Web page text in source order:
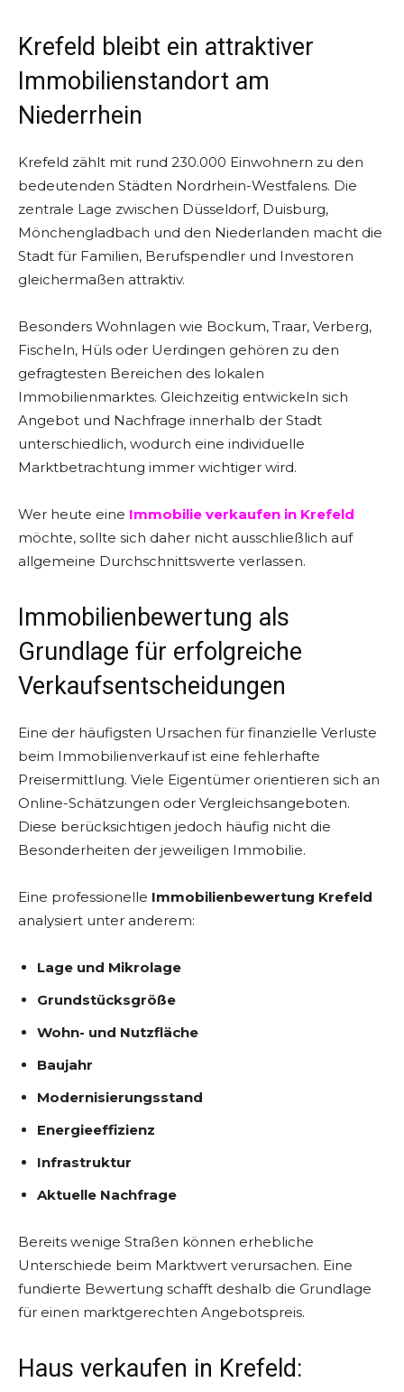
Krefeld bleibt ein attraktiver
Immobilienstandort am
Niederrhein
Krefeld zählt mit rund 230.000 Einwohnern zu den
bedeutenden Städten Nordrhein-Westfalens. Die
zentrale Lage zwischen Düsseldorf, Duisburg,
Mönchengladbach und den Niederlanden macht die
Stadt für Familien, Berufspendler und Investoren
gleichermaßen attraktiv.
Besonders Wohnlagen wie Bockum, Traar, Verberg,
Fischeln, Hüls oder Uerdingen gehören zu den
gefragtesten Bereichen des lokalen
Immobilienmarktes. Gleichzeitig entwickeln sich
Angebot und Nachfrage innerhalb der Stadt
unterschiedlich, wodurch eine individuelle
Marktbetrachtung immer wichtiger wird.
Wer heute eine Immobilie verkaufen in Krefeld
möchte, sollte sich daher nicht ausschließlich auf
allgemeine Durchschnittswerte verlassen.
Immobilienbewertung als
Grundlage für erfolgreiche
Verkaufsentscheidungen
Eine der häufigsten Ursachen für finanzielle Verluste
beim Immobilienverkauf ist eine fehlerhafte
Preisermittlung. Viele Eigentümer orientieren sich an
Online-Schätzungen oder Vergleichsangeboten.
Diese berücksichtigen jedoch häufig nicht die
Besonderheiten der jeweiligen Immobilie.
Eine professionelle Immobilienbewertung Krefeld
analysiert unter anderem:
Lage und Mikrolage
Grundstücksgröße
Wohn- und Nutzfläche
Baujahr
Modernisierungsstand
Energieeffizienz
Infrastruktur
Aktuelle Nachfrage
Bereits wenige Straßen können erhebliche
Unterschiede beim Marktwert verursachen. Eine
fundierte Bewertung schafft deshalb die Grundlage
für einen marktgerechten Angebotspreis.
Haus verkaufen in Krefeld: